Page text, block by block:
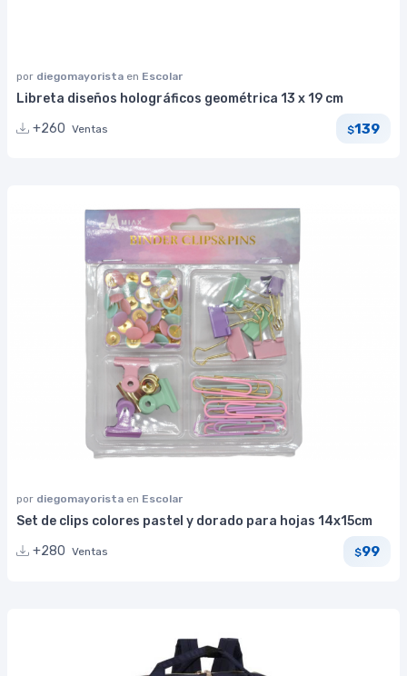
por diegomayorista en Escolar
Libreta diseños holográficos geométrica 13 x 19 cm
+260 Ventas $139
por diegomayorista en Escolar
Set de clips colores pastel y dorado para hojas 14x15cm
+280 Ventas $99